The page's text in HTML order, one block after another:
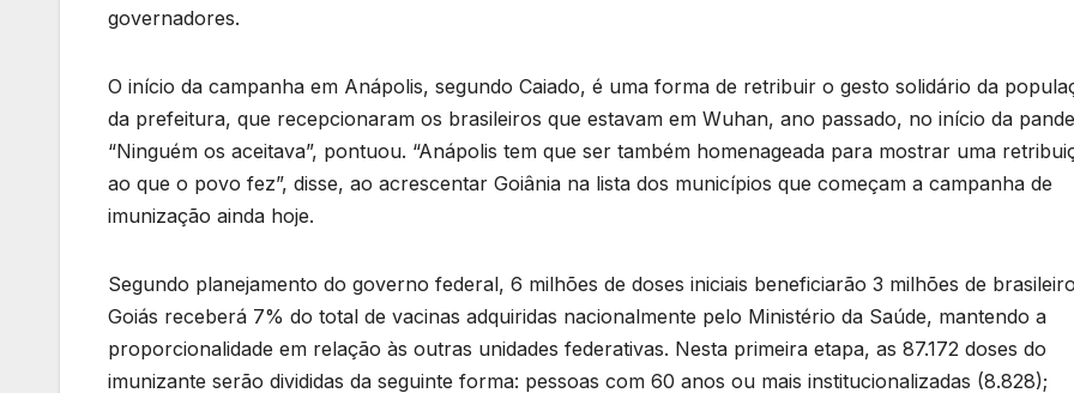
governadores.
O início da campanha em Anápolis, segundo Caiado, é uma forma de retribuir o gesto solidário da
da prefeitura, que recepcionaram os brasileiros que estavam em Wuhan, ano passado, no início da
“Ninguém os aceitava”, pontuou. “Anápolis tem que ser também homenageada para mostrar uma
ao que o povo fez”, disse, ao acrescentar Goiânia na lista dos municípios que começam a campanha de
imunização ainda hoje.
Segundo planejamento do governo federal, 6 milhões de doses iniciais beneficiarão 3 milhões de
Goiás receberá 7% do total de vacinas adquiridas nacionalmente pelo Ministério da Saúde, mantendo a
proporcionalidade em relação às outras unidades federativas. Nesta primeira etapa, as 87.172 doses do
imunizante serão divididas da seguinte forma: pessoas com 60 anos ou mais institucionalizadas (8.828);